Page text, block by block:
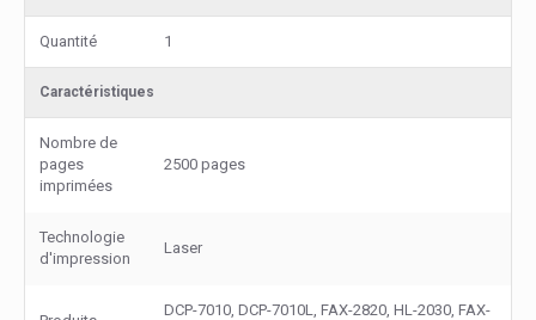
Quantité 1
Caractéristiques
Nombre de
pages
imprimées
2500 pages
Technologie
d'impression
Laser
DCP-7010, DCP-7010L, FAX-2820, HL-2030, FAX-